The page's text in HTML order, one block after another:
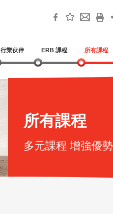
行業伙伴 ERB 課程 所有課程
所有課程
多元課程 增強優勢